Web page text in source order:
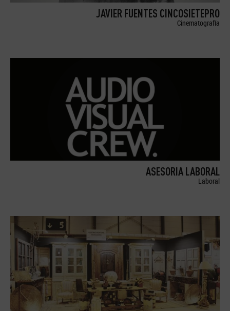
JAVIER FUENTES CINCOSIETEPRO
Cinematografía
ASESORIA LABORAL
Laboral